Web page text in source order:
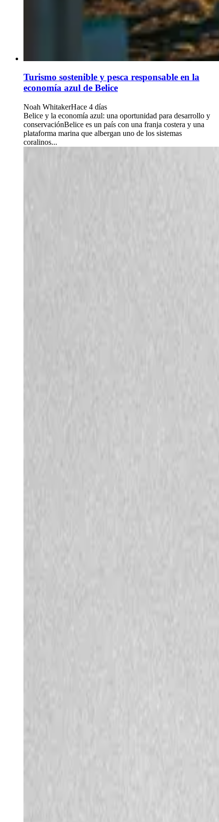
Turismo sostenible y pesca responsable en la
economía azul de Belice
Noah WhitakerHace 4 días
Belice y la economía azul: una oportunidad para desarrollo y
conservaciónBelice es un país con una franja costera y una
plataforma marina que albergan uno de los sistemas
coralinos...